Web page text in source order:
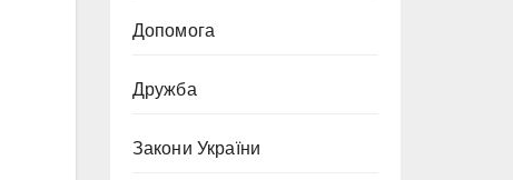
Допомога
Дружба
Закони України